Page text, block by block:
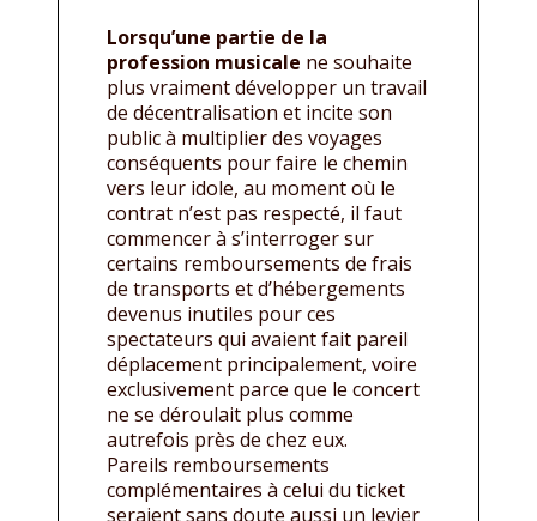
Lorsqu’une partie de la
profession musicale ne souhaite
plus vraiment développer un travail
de décentralisation et incite son
public à multiplier des voyages
conséquents pour faire le chemin
vers leur idole, au moment où le
contrat n’est pas respecté, il faut
commencer à s’interroger sur
certains remboursements de frais
de transports et d’hébergements
devenus inutiles pour ces
spectateurs qui avaient fait pareil
déplacement principalement, voire
exclusivement parce que le concert
ne se déroulait plus comme
autrefois près de chez eux.
Pareils remboursements
complémentaires à celui du ticket
seraient sans doute aussi un levier